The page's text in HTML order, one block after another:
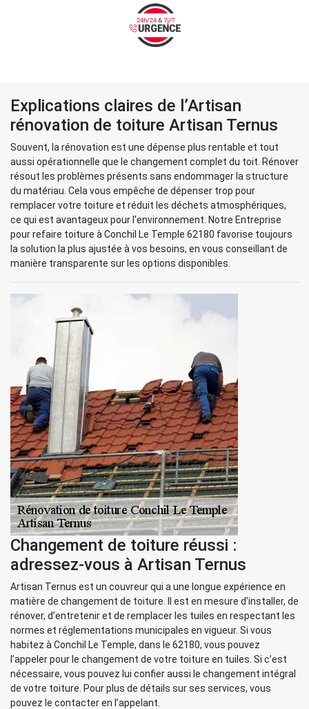
Explications claires de l’Artisan
rénovation de toiture Artisan Ternus
Souvent, la rénovation est une dépense plus rentable et tout
aussi opérationnelle que le changement complet du toit. Rénover
résout les problèmes présents sans endommager la structure
du matériau. Cela vous empêche de dépenser trop pour
remplacer votre toiture et réduit les déchets atmosphériques,
ce qui est avantageux pour l'environnement. Notre Entreprise
pour refaire toiture à Conchil Le Temple 62180 favorise toujours
la solution la plus ajustée à vos besoins, en vous conseillant de
manière transparente sur les options disponibles.
Changement de toiture réussi :
adressez-vous à Artisan Ternus
Artisan Ternus est un couvreur qui a une longue expérience en
matière de changement de toiture. Il est en mesure d’installer, de
rénover, d’entretenir et de remplacer les tuiles en respectant les
normes et réglementations municipales en vigueur. Si vous
habitez à Conchil Le Temple, dans le 62180, vous pouvez
l’appeler pour le changement de votre toiture en tuiles. Si c’est
nécessaire, vous pouvez lui confier aussi le changement intégral
de votre toiture. Pour plus de détails sur ses services, vous
pouvez le contacter en l’appelant.